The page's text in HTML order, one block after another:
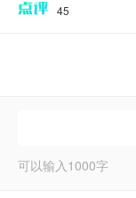
45
可以输入1000字